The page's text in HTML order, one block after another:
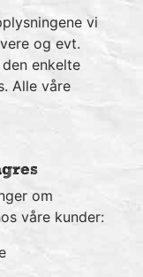
vi
og evt.
enkelte
Alle våre
om
våre kunder: